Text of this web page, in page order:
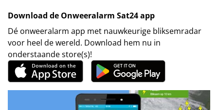
Download de Onweeralarm Sat24 app
Dé onweeralarm app met nauwkeurige bliksemradar
voor heel de wereld. Download hem nu in
onderstaande store(s)!